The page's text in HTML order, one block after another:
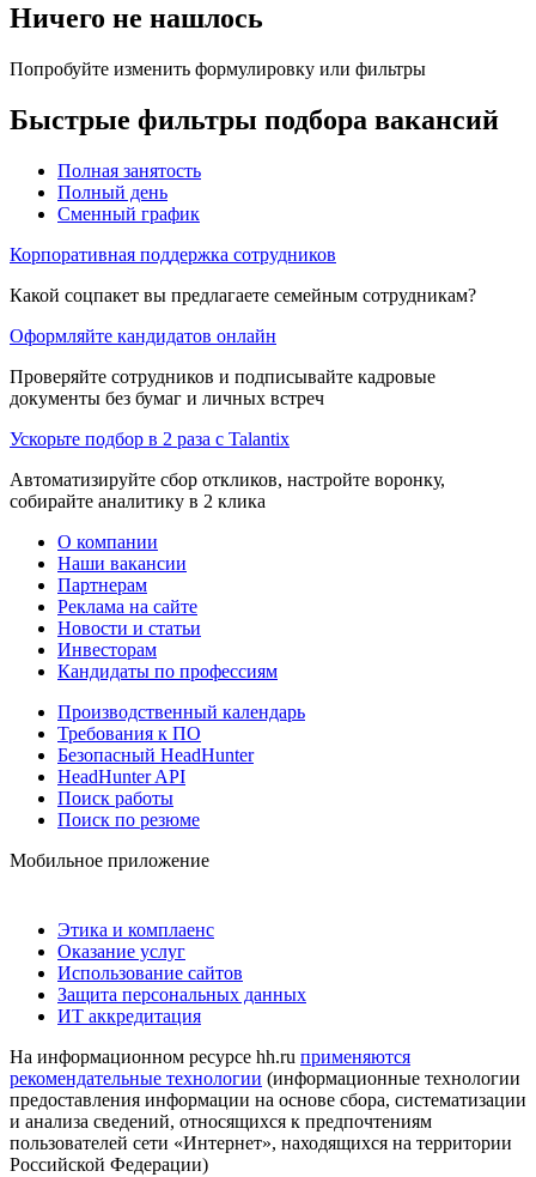
Ничего не нашлось
Попробуйте изменить формулировку или фильтры
Быстрые фильтры подбора вакансий
Полная занятость
Полный день
Сменный график
Корпоративная поддержка сотрудников
Какой соцпакет вы предлагаете семейным сотрудникам?
Оформляйте кандидатов онлайн
Проверяйте сотрудников и подписывайте кадровые
документы без бумаг и личных встреч
Ускорьте подбор в 2 раза с Talantix
Автоматизируйте сбор откликов, настройте воронку,
собирайте аналитику в 2 клика
О компании
Наши вакансии
Партнерам
Реклама на сайте
Новости и статьи
Инвесторам
Кандидаты по профессиям
Производственный календарь
Требования к ПО
Безопасный HeadHunter
HeadHunter API
Поиск работы
Поиск по резюме
Мобильное приложение
Этика и комплаенс
Оказание услуг
Использование сайтов
Защита персональных данных
ИТ аккредитация
На информационном ресурсе hh.ru применяются
рекомендательные технологии (информационные технологии
предоставления информации на основе сбора, систематизации
и анализа сведений, относящихся к предпочтениям
пользователей сети «Интернет», находящихся на территории
Российской Федерации)